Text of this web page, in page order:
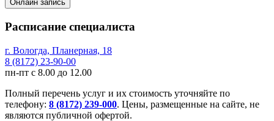
Онлайн запись
Расписание специалиста
г. Вологда, Планерная, 18
8 (8172) 23-90-00
пн-пт с 8.00 до 12.00
Полный перечень услуг и их стоимость уточняйте по
телефону: 8 (8172) 239-000. Цены, размещенные на сайте, не
являются публичной офертой.